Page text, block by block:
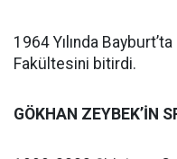
1964 Yılında
Fakültesini bitirdi.
GÖKHAN ZEYBEK’İN